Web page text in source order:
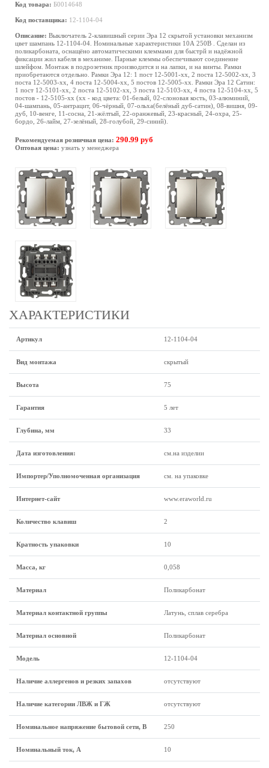
Код товара: Б0014648
Код поставщика: 12-1104-04
Описание: Выключатель 2-клавишный серии Эра 12 скрытой установки механизм
цвет шампань 12-1104-04. Номинальные характеристики 10А 250В . Сделан из
поликарбоната, оснащёно автоматическими клеммами для быстрй и надёжной
фиксации жил кабеля в механиме. Парные клеммы обеспечивают соединение
шлейфом. Монтаж в подрозетник производится и на лапки, и на винты. Рамки
приобретаются отдельно. Рамки Эра 12: 1 пост 12-5001-хх, 2 поста 12-5002-хх, 3
поста 12-5003-хх, 4 поста 12-5004-хх, 5 постов 12-5005-хх. Рамки Эра 12 Сатин:
1 пост 12-5101-хх, 2 поста 12-5102-хх, 3 поста 12-5103-хх, 4 поста 12-5104-хх, 5
постов - 12-5105-хх (хх - код цвета: 01-белый, 02-слоновая кость, 03-алюминий,
04-шампань, 05-антрацит, 06-чёрный, 07-ольха(белёный дуб-сатин), 08-вишня, 09-
дуб, 10-венге, 11-сосна, 21-жёлтый, 22-оранжевый, 23-красный, 24-охра, 25-
бордо, 26-лайм, 27-зелёный, 28-голубой, 29-синий).
Рекомендуемая розничная цена: 290.99 руб
Оптовая цена: узнать у менеджера
ХАРАКТЕРИСТИКИ
Артикул 12-1104-04
Вид монтажа скрытый
Высота 75
Гарантия 5 лет
Глубина, мм 33
Дата изготовления: см.на изделии
Импортер/Уполномоченная организация см. на упаковке
Интернет-сайт www.eraworld.ru
Количество клавиш 2
Кратность упаковки 10
Масса, кг 0,058
Материал Поликарбонат
Материал контактной группы Латунь, сплав серебра
Материал основной Поликарбонат
Модель 12-1104-04
Наличие аллергенов и резких запахов отсутствуют
Наличие категории ЛВЖ и ГЖ отсутствуют
Номинальное напряжение бытовой сети, В 250
Номинальный ток, А 10